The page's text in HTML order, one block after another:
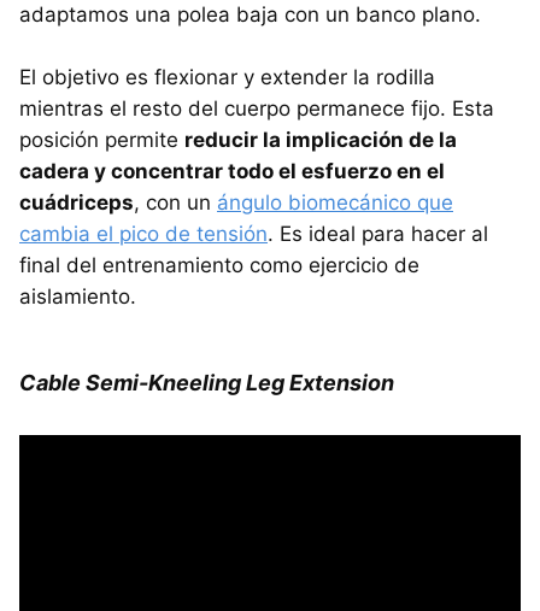
adaptamos una polea baja con un banco plano.
El objetivo es flexionar y extender la rodilla
mientras el resto del cuerpo permanece fijo. Esta
posición permite reducir la implicación de la
cadera y concentrar todo el esfuerzo en el
cuádriceps, con un ángulo biomecánico que
cambia el pico de tensión. Es ideal para hacer al
final del entrenamiento como ejercicio de
aislamiento.
Cable Semi-Kneeling Leg Extension